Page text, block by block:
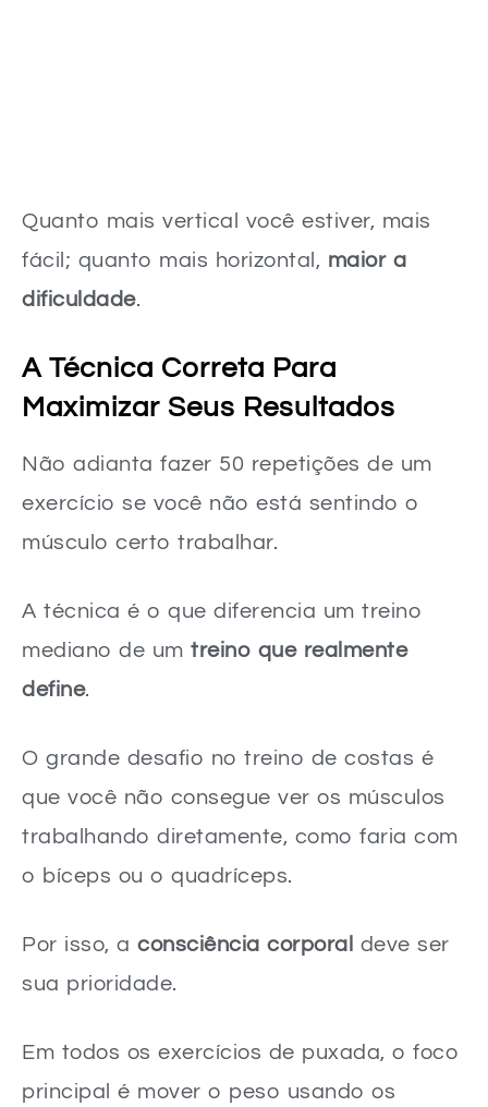
Quanto mais vertical você estiver, mais
fácil; quanto mais horizontal, maior a
dificuldade.
A Técnica Correta Para
Maximizar Seus Resultados
Não adianta fazer 50 repetições de um
exercício se você não está sentindo o
músculo certo trabalhar.
A técnica é o que diferencia um treino
mediano de um treino que realmente
define.
O grande desafio no treino de costas é
que você não consegue ver os músculos
trabalhando diretamente, como faria com
o bíceps ou o quadríceps.
Por isso, a consciência corporal deve ser
sua prioridade.
Em todos os exercícios de puxada, o foco
principal é mover o peso usando os